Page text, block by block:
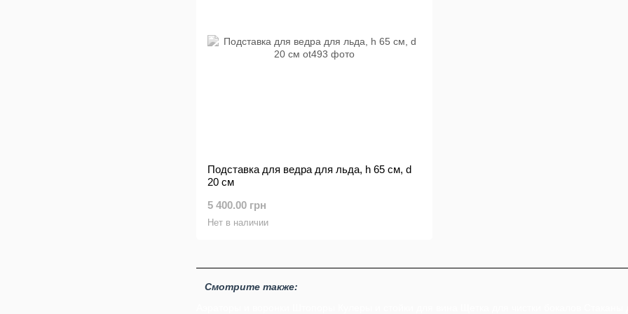
Смотрите также:
Подставка для ведра для льда, h 65 см, d
20 см
5 400.00 грн
Нет в наличии